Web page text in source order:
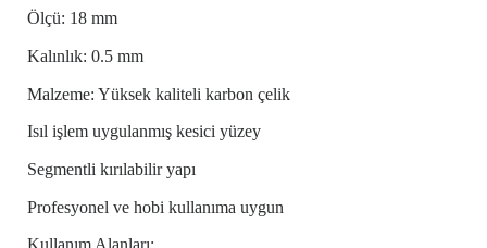
Ölçü: 18 mm
Kalınlık: 0.5 mm
Malzeme: Yüksek kaliteli karbon çelik
Isıl işlem uygulanmış kesici yüzey
Segmentli kırılabilir yapı
Profesyonel ve hobi kullanıma uygun